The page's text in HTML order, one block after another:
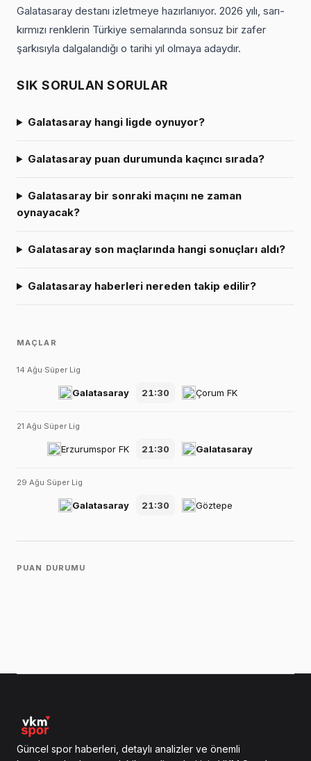
Galatasaray destanı izletmeye hazırlanıyor. 2026 yılı, sarı-
kırmızı renklerin Türkiye semalarında sonsuz bir zafer
şarkısıyla dalgalandığı o tarihi yıl olmaya adaydır.
SIK SORULAN SORULAR
Galatasaray hangi ligde oynuyor?
Galatasaray puan durumunda kaçıncı sırada?
Galatasaray bir sonraki maçını ne zaman
oynayacak?
Galatasaray son maçlarında hangi sonuçları aldı?
Galatasaray haberleri nereden takip edilir?
MAÇLAR
14 Ağu·Süper Lig
Galatasaray 21:30 Çorum FK
21 Ağu·Süper Lig
Erzurumspor FK 21:30 Galatasaray
29 Ağu·Süper Lig
Galatasaray 21:30 Göztepe
PUAN DURUMU
Güncel spor haberleri, detaylı analizler ve önemli